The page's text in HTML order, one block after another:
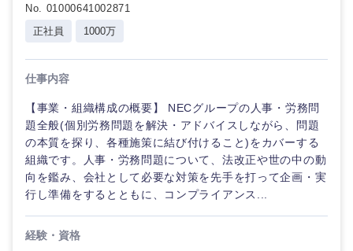
No. 01000641002871
正社員
1000万
仕事内容
【事業・組織構成の概要】 NECグループの人事・労務問
題全般(個別労務問題を解決・アドバイスしながら、問題
の本質を探り、各種施策に結び付けること)をカバーする
組織です。人事・労務問題について、法改正や世の中の動
向を鑑み、会社として必要な対策を先手を打って企画・実
行し準備をするとともに、コンプライアンス...
経験・資格